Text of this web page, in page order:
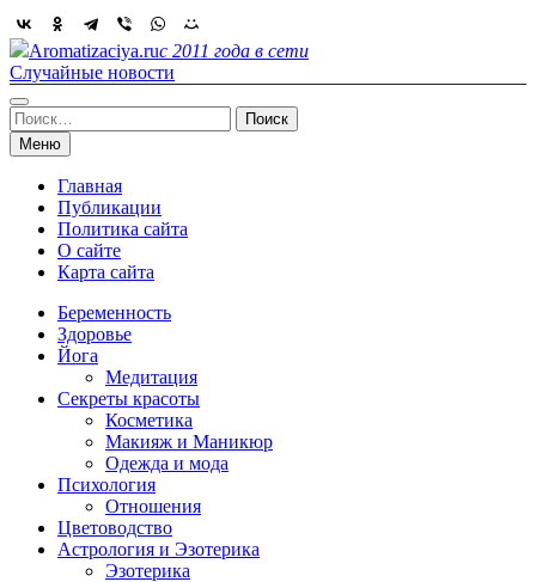
Skip
to
content
Aromatizaciya.ruс 2011 года в сети
Случайные новости
Найти:
Меню
Главная
Публикации
Политика сайта
О сайте
Карта сайта
Беременность
Здоровье
Йога
Медитация
Секреты красоты
Косметика
Макияж и Маникюр
Одежда и мода
Психология
Отношения
Цветоводство
Астрология и Эзотерика
Эзотерика